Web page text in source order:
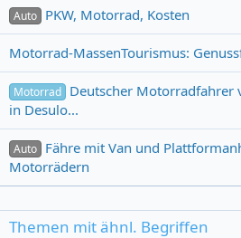
Auto PKW, Motorrad, Kosten
Motorrad-MassenTourismus:
Motorrad Deutscher Motorradfahrer
in Desulo...
Auto Fähre mit Van und
Motorrädern
Themen mit ähnl. Begriffen